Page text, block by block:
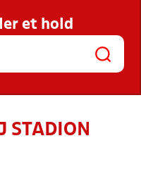
KLUBBER OG
et hold
STADION